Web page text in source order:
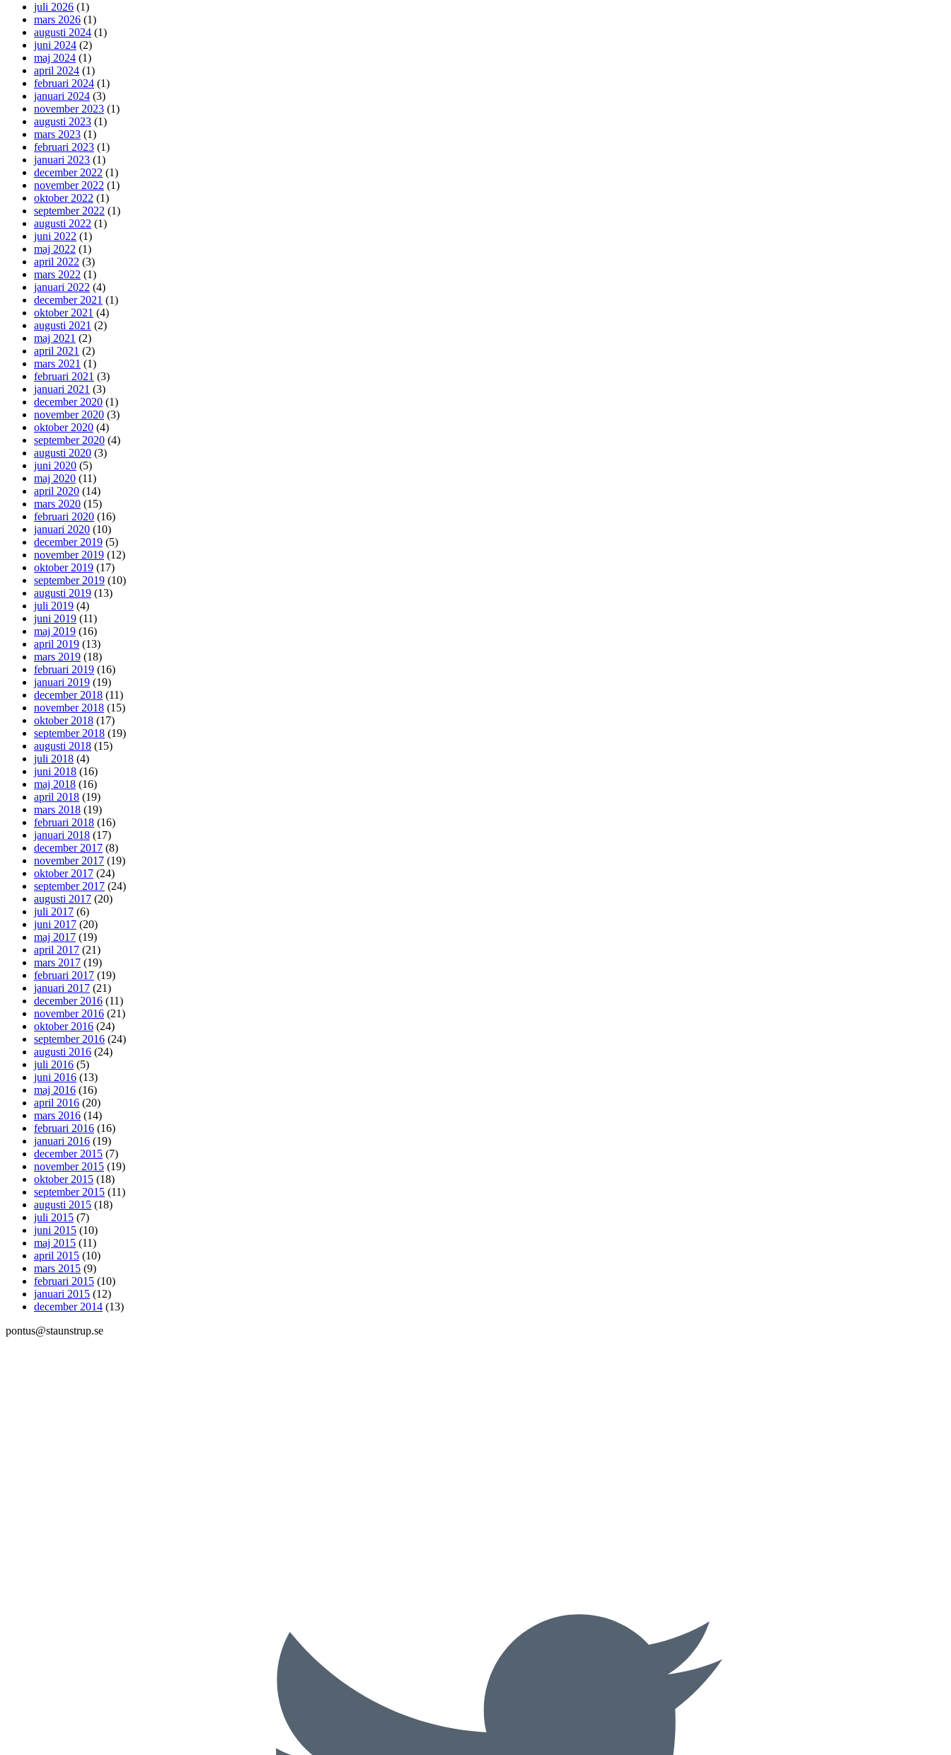
juli 2026 (1)
mars 2026 (1)
augusti 2024 (1)
juni 2024 (2)
maj 2024 (1)
april 2024 (1)
februari 2024 (1)
januari 2024 (3)
november 2023 (1)
augusti 2023 (1)
mars 2023 (1)
februari 2023 (1)
januari 2023 (1)
december 2022 (1)
november 2022 (1)
oktober 2022 (1)
september 2022 (1)
augusti 2022 (1)
juni 2022 (1)
maj 2022 (1)
april 2022 (3)
mars 2022 (1)
januari 2022 (4)
december 2021 (1)
oktober 2021 (4)
augusti 2021 (2)
maj 2021 (2)
april 2021 (2)
mars 2021 (1)
februari 2021 (3)
januari 2021 (3)
december 2020 (1)
november 2020 (3)
oktober 2020 (4)
september 2020 (4)
augusti 2020 (3)
juni 2020 (5)
maj 2020 (11)
april 2020 (14)
mars 2020 (15)
februari 2020 (16)
januari 2020 (10)
december 2019 (5)
november 2019 (12)
oktober 2019 (17)
september 2019 (10)
augusti 2019 (13)
juli 2019 (4)
juni 2019 (11)
maj 2019 (16)
april 2019 (13)
mars 2019 (18)
februari 2019 (16)
januari 2019 (19)
december 2018 (11)
november 2018 (15)
oktober 2018 (17)
september 2018 (19)
augusti 2018 (15)
juli 2018 (4)
juni 2018 (16)
maj 2018 (16)
april 2018 (19)
mars 2018 (19)
februari 2018 (16)
januari 2018 (17)
december 2017 (8)
november 2017 (19)
oktober 2017 (24)
september 2017 (24)
augusti 2017 (20)
juli 2017 (6)
juni 2017 (20)
maj 2017 (19)
april 2017 (21)
mars 2017 (19)
februari 2017 (19)
januari 2017 (21)
december 2016 (11)
november 2016 (21)
oktober 2016 (24)
september 2016 (24)
augusti 2016 (24)
juli 2016 (5)
juni 2016 (13)
maj 2016 (16)
april 2016 (20)
mars 2016 (14)
februari 2016 (16)
januari 2016 (19)
december 2015 (7)
november 2015 (19)
oktober 2015 (18)
september 2015 (11)
augusti 2015 (18)
juli 2015 (7)
juni 2015 (10)
maj 2015 (11)
april 2015 (10)
mars 2015 (9)
februari 2015 (10)
januari 2015 (12)
december 2014 (13)
pontus@staunstrup.se